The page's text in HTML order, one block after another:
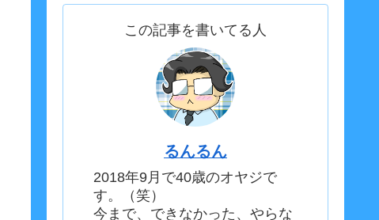
この記事を書いてる人
るんるん
2018年9月で40歳のオヤジで
す。（笑）
今まで、できなかった、やらな